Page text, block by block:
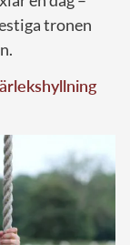
tronen